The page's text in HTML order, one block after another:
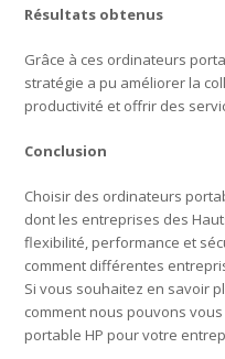
Résultats obtenus
Grâce à ces ordinateurs
stratégie a pu améliorer la
productivité et offrir des
Conclusion
Choisir des ordinateurs
dont les entreprises des
flexibilité, performance et
comment différentes
Si vous souhaitez en savoir
comment nous pouvons
portable HP pour votre